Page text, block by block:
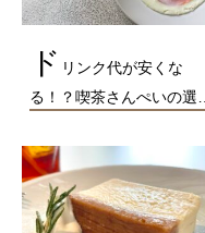
ド リンク代が安くな
る！？喫茶さんぺいの選…